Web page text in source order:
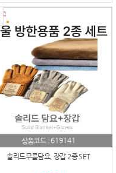
상품코드 : 619141
솔리드무릎담요, 장갑 2종 SET